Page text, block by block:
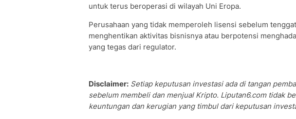
untuk terus beroperasi di wilayah Uni Eropa.
Perusahaan yang tidak memperoleh lisensi sebelum
menghentikan aktivitas bisnisnya atau berpotensi
yang tegas dari regulator.
Disclaimer: Setiap keputusan investasi ada di tangan
sebelum membeli dan menjual Kripto. Liputan6.com tidak
keuntungan dan kerugian yang timbul dari keputusan